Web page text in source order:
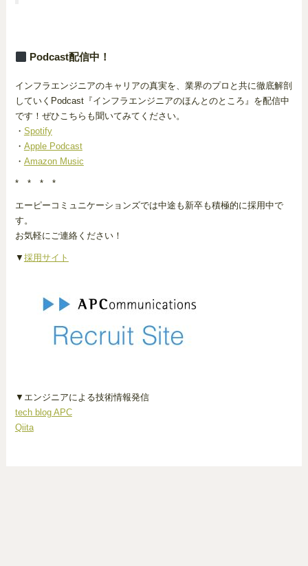
Podcast配信中！
インフラエンジニアのキャリアの真実を、業界のプロと共に徹底解剖
していくPodcast『インフラエンジニアのほんとのところ』を配信中
です！ぜひこちらも聞いてみてください。
・ Spotify
・ Apple Podcast
・ Amazon Music
* * * *
エーピーコミュニケーションズでは中途も新卒も積極的に採用中で
す。
お気軽にご連絡ください！
▼ 採用サイト
▼エンジニアによる技術情報発信
tech blog APC
Qiita